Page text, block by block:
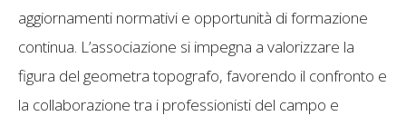
aggiornamenti normativi e opportunità di formazione
continua. L’associazione si impegna a valorizzare la
figura del geometra topografo, favorendo il confronto e
la collaborazione tra i professionisti del campo e